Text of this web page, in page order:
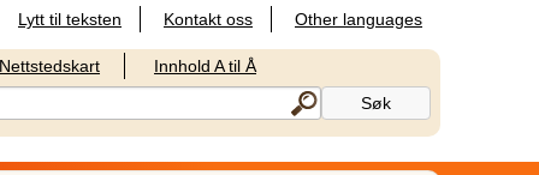
Lytt til teksten Kontakt oss Other languages
Nettstedskart Innhold A til Å